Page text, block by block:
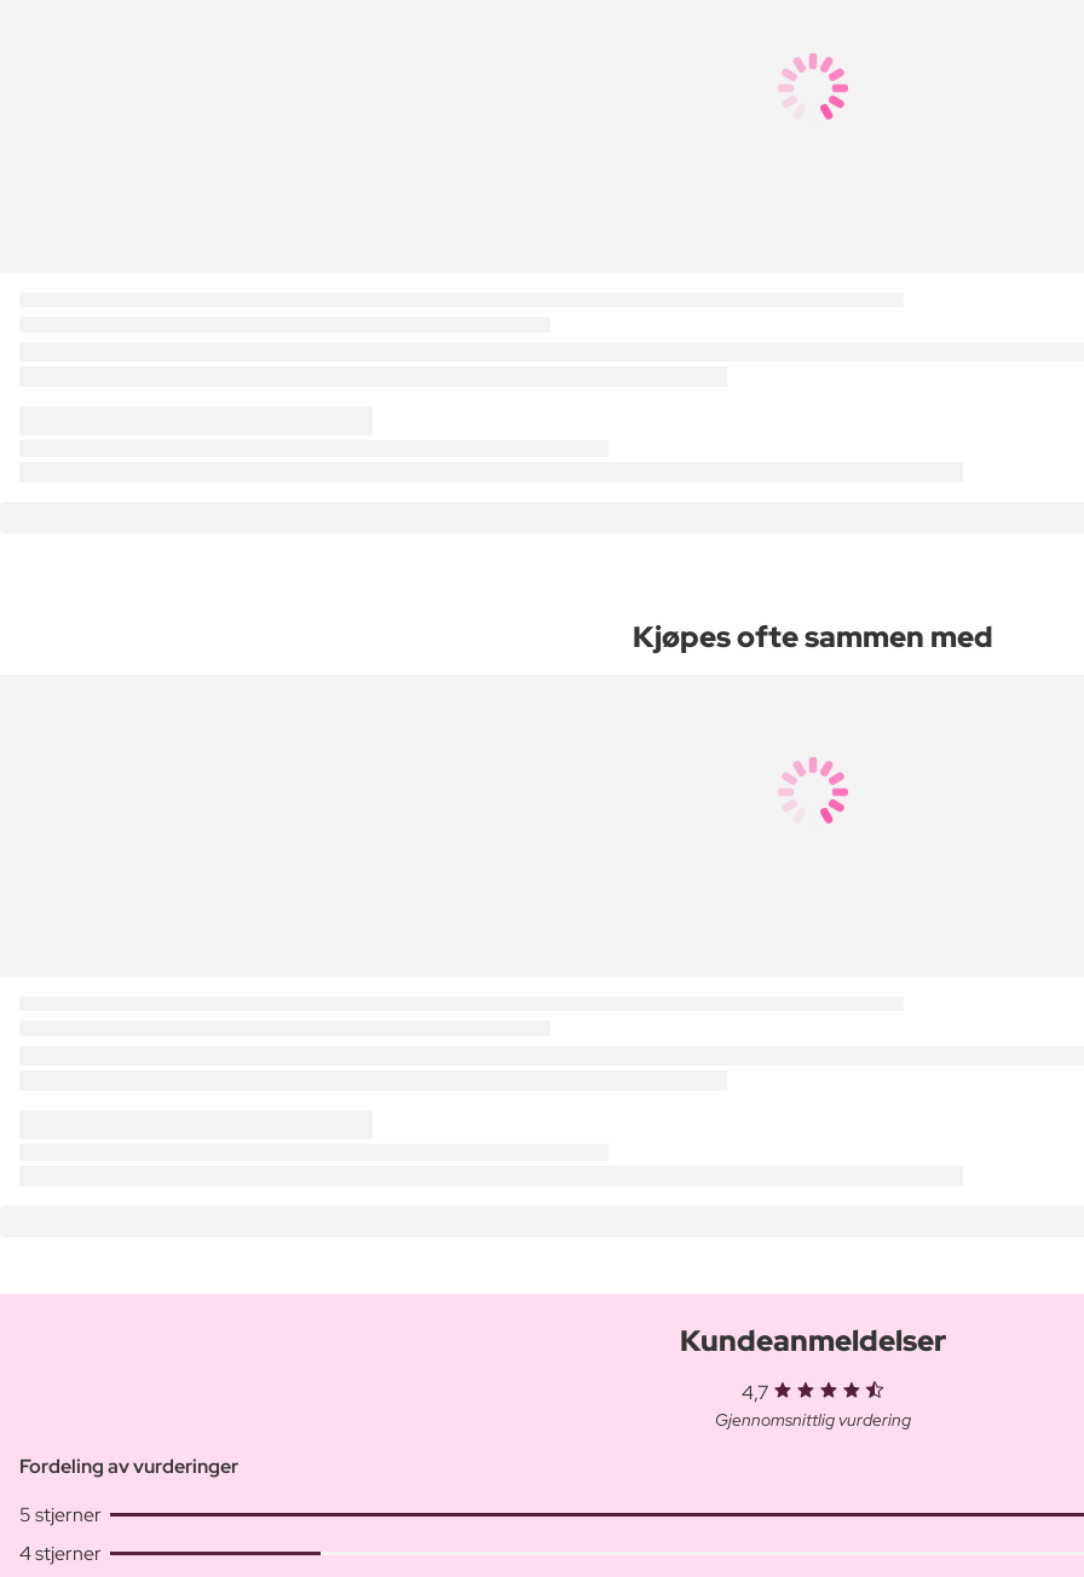
Kjøpes ofte sammen med
Kundeanmeldelser
4,7
Gjennomsnittlig vurdering
Fordeling av vurderinger
5 stjerner
4 stjerner